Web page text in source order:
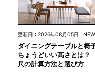
更新日 : 2026年08月05日 |
ダイニングテーブルと椅
ちょうどいい高さとは
尺の計算方法と選び方